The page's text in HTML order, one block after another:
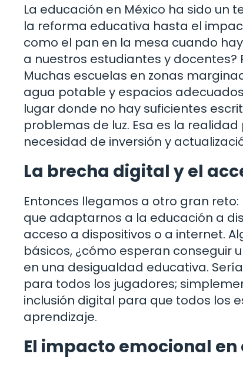
La educación en México ha sido un
la reforma educativa hasta el
como el pan en la mesa cuando
a nuestros estudiantes y
Muchas escuelas en zonas
agua potable y espacios
lugar donde no hay suficientes
problemas de luz. Esa es la
necesidad de inversión y
La brecha digital y el
Entonces llegamos a otro gran
que adaptarnos a la educación a
acceso a dispositivos o a internet.
básicos, ¿cómo esperan conseguir
en una desigualdad educativa.
para todos los jugadores;
inclusión digital para que todos los
aprendizaje.
El impacto emocional